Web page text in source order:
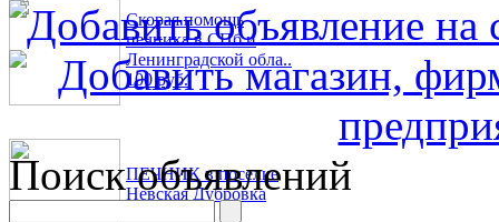
Скорая помощь
печника в СПб и
Ленинградской обла..
100 руб.
ПЕЧНИК в поселке
Невская Дубровка
Поиск объявлений